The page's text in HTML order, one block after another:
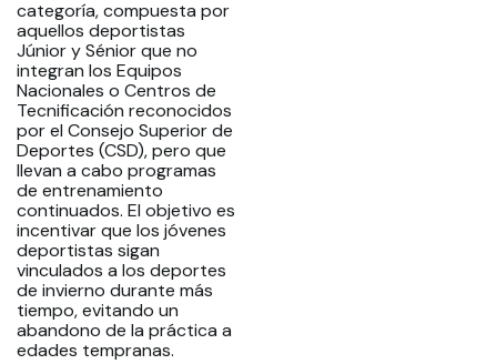
categoría, compuesta por
aquellos deportistas
Júnior y Sénior que no
integran los Equipos
Nacionales o Centros de
Tecnificación reconocidos
por el Consejo Superior de
Deportes (CSD), pero que
llevan a cabo programas
de entrenamiento
continuados. El objetivo es
incentivar que los jóvenes
deportistas sigan
vinculados a los deportes
de invierno durante más
tiempo, evitando un
abandono de la práctica a
edades tempranas.